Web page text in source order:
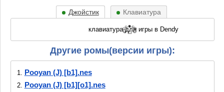
Джойстик Клавиатура
Другие ромы(версии игры):
1. Pooyan (J) [b1].nes
2. Pooyan (J) [b1][o1].nes